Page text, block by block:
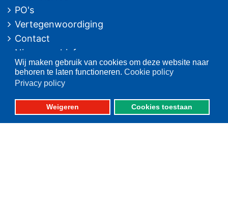
Wij maken gebruik van cookies om deze website naar
behoren te laten functioneren. Cookie policy
Privacy policy
Weigeren Cookies toestaan
PO's
Vertegenwoordiging
Contact
Nieuwsarchief
Contactinformatie
Postbus 59
8320 AB URK